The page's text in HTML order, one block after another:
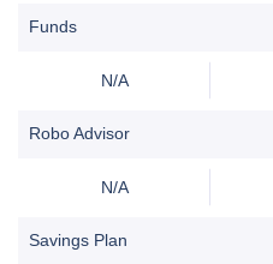
Funds
N/A
Robo Advisor
N/A
Savings Plan